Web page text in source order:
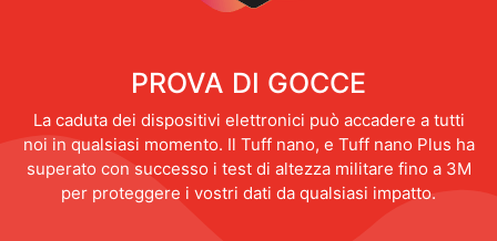
PROVA DI GOCCE
La caduta dei dispositivi elettronici può accadere a tutti
noi in qualsiasi momento. Il Tuff nano, e Tuff nano Plus ha
superato con successo i test di altezza militare fino a 3M
per proteggere i vostri dati da qualsiasi impatto.